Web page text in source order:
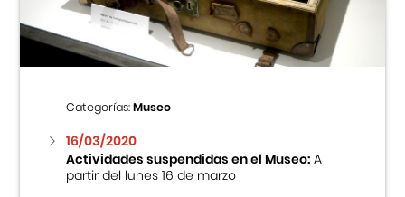
Categorías:Museo
16/03/2020
Actividades suspendidas en el Museo:A
partir del lunes 16 de marzo